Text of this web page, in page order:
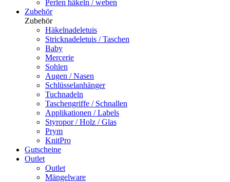
Perlen häkeln / weben
Zubehör
Zubehör
Häkelnadeletuis
Stricknadeletuis / Taschen
Baby
Mercerie
Sohlen
Augen / Nasen
Schlüsselanhänger
Tuchnadeln
Taschengriffe / Schnallen
Applikationen / Labels
Styropor / Holz / Glas
Prym
KnitPro
Gutscheine
Outlet
Outlet
Mängelware